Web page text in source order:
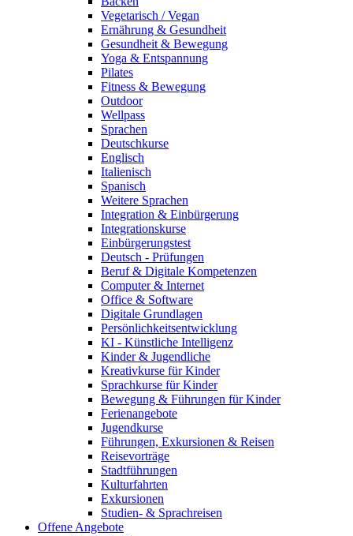
Vegetarisch / Vegan
Ernährung & Gesundheit
Gesundheit & Bewegung
Yoga & Entspannung
Pilates
Fitness & Bewegung
Outdoor
Wellpass
Sprachen
Deutschkurse
Englisch
Italienisch
Spanisch
Weitere Sprachen
Integration & Einbürgerung
Integrationskurse
Einbürgerungstest
Deutsch - Prüfungen
Beruf & Digitale Kompetenzen
Computer & Internet
Office & Software
Digitale Grundlagen
Persönlichkeitsentwicklung
KI - Künstliche Intelligenz
Kinder & Jugendliche
Kreativkurse für Kinder
Sprachkurse für Kinder
Bewegung & Führungen für Kinder
Ferienangebote
Jugendkurse
Führungen, Exkursionen & Reisen
Reisevorträge
Stadtführungen
Kulturfahrten
Exkursionen
Studien- & Sprachreisen
Offene Angebote